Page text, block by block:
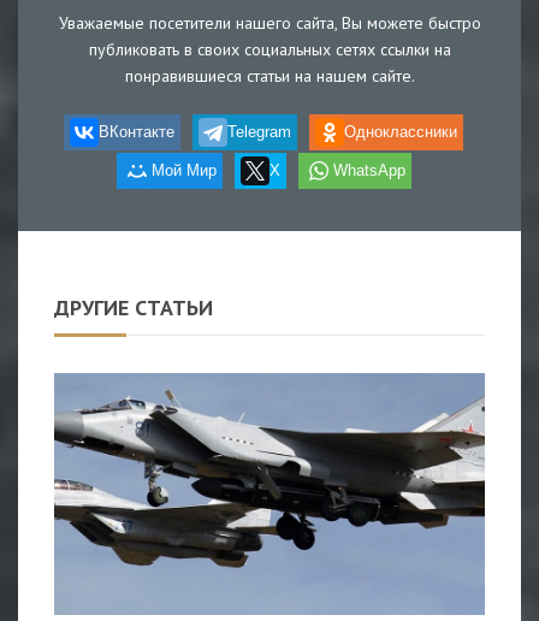
Уважаемые посетители нашего сайта, Вы можете быстро
публиковать в своих социальных сетях ссылки на
понравившиеся статьи на нашем сайте.
ВКонтакте Telegram Одноклассники
Мой Мир X WhatsApp
ДРУГИЕ СТАТЬИ